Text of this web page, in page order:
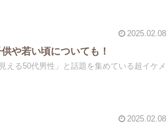
2025.02.08
や若い頃についても！
える50代男性」と話題を集めている超イケメ
2025.02.08